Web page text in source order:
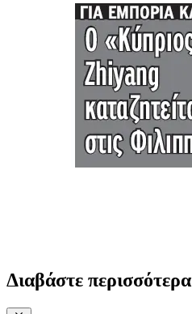
Διαβάστε περισσότερα